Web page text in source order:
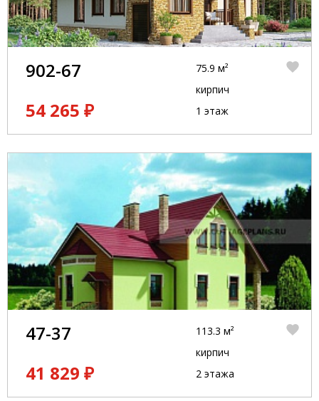
902-67
54 265 ₽
75.9 м²
кирпич
1 этаж
47-37
41 829 ₽
113.3 м²
кирпич
2 этажа